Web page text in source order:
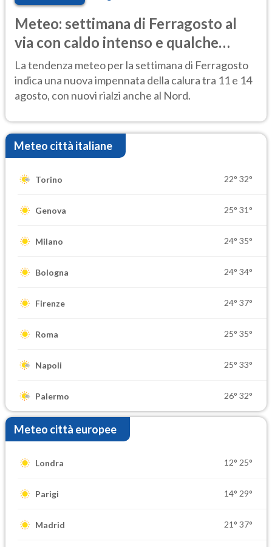
Meteo: settimana di Ferragosto al
via con caldo intenso e qualche
temporale
La tendenza meteo per la settimana di Ferragosto
indica una nuova impennata della calura tra 11 e 14
agosto, con nuovi rialzi anche al Nord.
Meteo città italiane
Torino 22° 32°
Genova 25° 31°
Milano 24° 35°
Bologna 24° 34°
Firenze 24° 37°
Roma 25° 35°
Napoli 25° 33°
Palermo 26° 32°
Meteo città europee
Londra 12° 25°
Parigi 14° 29°
Madrid 21° 37°